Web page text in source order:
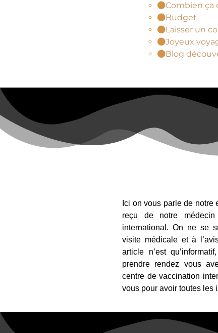
Combien ça
Budget
Laisser un
Joyeux
Blog
Ici on vous parle de notre
reçu de notre
international. On ne se
visite médicale et à
article n’est
prendre rendez vous
centre de vaccination
vous pour avoir toutes les